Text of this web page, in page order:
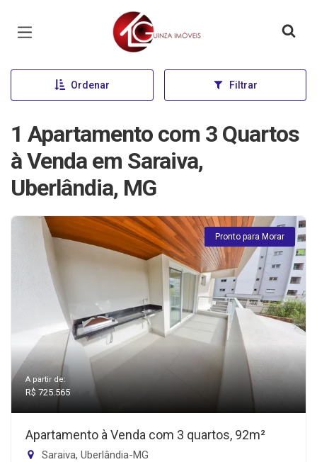
Página inicial
Ordenar Filtrar
1 Apartamento com 3 Quartos
à Venda em Saraiva,
Uberlândia, MG
Pronto para Morar
A partir de:
R$ 725.565
Apartamento à Venda com 3 quartos, 92m²
Saraiva, Uberlândia-MG